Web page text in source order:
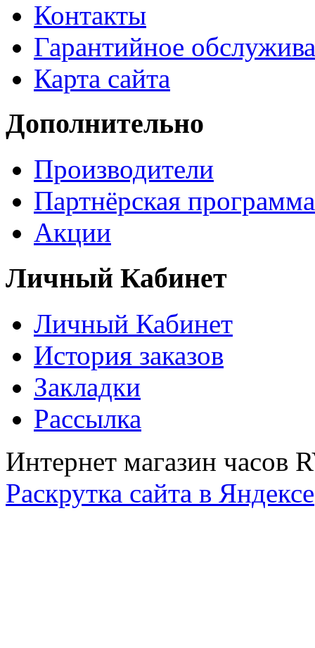
Контакты
Гарантийное
Карта сайта
Дополнительно
Производители
Партнёрская программа
Акции
Личный Кабинет
Личный Кабинет
История заказов
Закладки
Рассылка
Интернет магазин часов
Раскрутка сайта в Яндексе